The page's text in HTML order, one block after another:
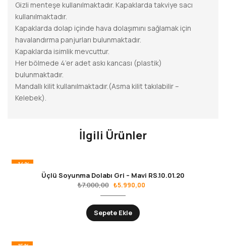
Gizli menteşe kullanılmaktadır. Kapaklarda takviye sacı
kullanılmaktadır.
Kapaklarda dolap içinde hava dolaşımını sağlamak için
havalandırma panjurları bulunmaktadır.
Kapaklarda isimlik mevcuttur.
Her bölmede 4’er adet askı kancası (plastik)
bulunmaktadır.
Mandallı kilit kullanılmaktadır.(Asma kilit takılabilir –
Kelebek).
İlgili Ürünler
-14%
Üçlü Soyunma Dolabı Gri – Mavi RS.10.01.20
₺7.000,00 ₺5.990,00
Sepete Ekle
-15%